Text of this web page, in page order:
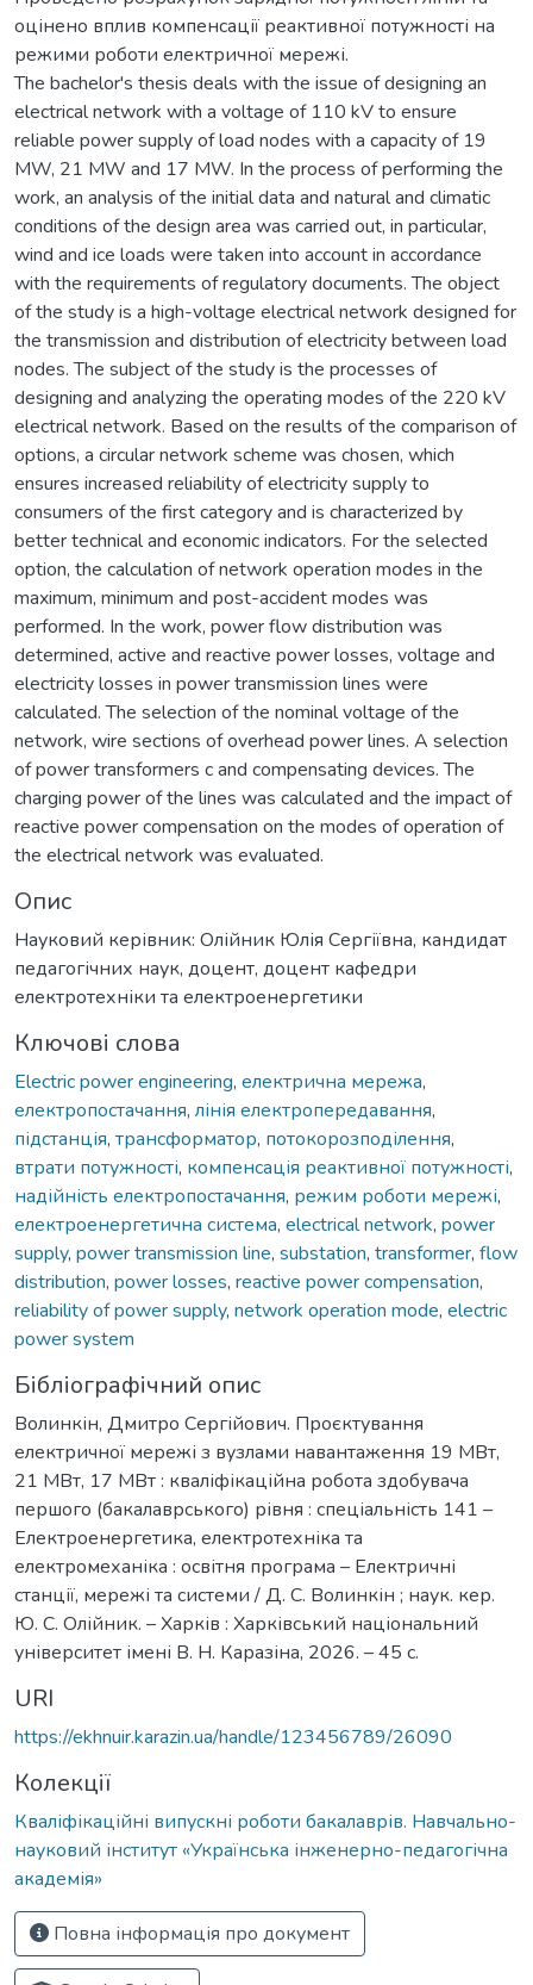
оцінено вплив компенсації реактивної потужності на
режими роботи електричної мережі.
The bachelor's thesis deals with the issue of designing an
electrical network with a voltage of 110 kV to ensure
reliable power supply of load nodes with a capacity of 19
MW, 21 MW and 17 MW. In the process of performing the
work, an analysis of the initial data and natural and climatic
conditions of the design area was carried out, in particular,
wind and ice loads were taken into account in accordance
with the requirements of regulatory documents. The object
of the study is a high-voltage electrical network designed for
the transmission and distribution of electricity between load
nodes. The subject of the study is the processes of
designing and analyzing the operating modes of the 220 kV
electrical network. Based on the results of the comparison of
options, a circular network scheme was chosen, which
ensures increased reliability of electricity supply to
consumers of the first category and is characterized by
better technical and economic indicators. For the selected
option, the calculation of network operation modes in the
maximum, minimum and post-accident modes was
performed. In the work, power flow distribution was
determined, active and reactive power losses, voltage and
electricity losses in power transmission lines were
calculated. The selection of the nominal voltage of the
network, wire sections of overhead power lines. A selection
of power transformers c and compensating devices. The
charging power of the lines was calculated and the impact of
reactive power compensation on the modes of operation of
the electrical network was evaluated.
Опис
Науковий керівник: Олійник Юлія Сергіївна, кандидат
педагогічних наук, доцент, доцент кафедри
електротехніки та електроенергетики
Ключові слова
Electric power engineering, електрична мережа,
електропостачання, лінія електропередавання,
підстанція, трансформатор, потокорозподілення,
втрати потужності, компенсація реактивної потужності,
надійність електропостачання, режим роботи мережі,
електроенергетична система, electrical network, power
supply, power transmission line, substation, transformer, flow
distribution, power losses, reactive power compensation,
reliability of power supply, network operation mode, electric
power system
Бібліографічний опис
Волинкін, Дмитро Сергійович. Проєктування
електричної мережі з вузлами навантаження 19 МВт,
21 МВт, 17 МВт : кваліфікаційна робота здобувача
першого (бакалаврського) рівня : спеціальність 141 –
Електроенергетика, електротехніка та
електромеханіка : освітня програма – Електричні
станції, мережі та системи / Д. С. Волинкін ; наук. кер.
Ю. С. Олійник. – Харків : Харківський національний
університет імені В. Н. Каразіна, 2026. – 45 с.
URI
https://ekhnuir.karazin.ua/handle/123456789/26090
Колекції
Кваліфікаційні випускні роботи бакалаврів. Навчально-
науковий інститут «Українська інженерно-педагогічна
академія»
Повна інформація про документ